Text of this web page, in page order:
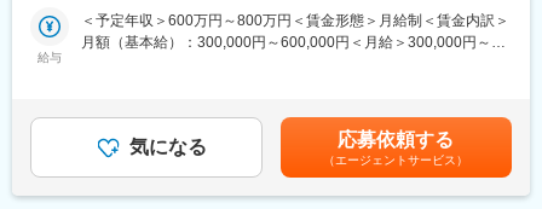
◎テレアポ・飛び込みなし
新規紹介は、お付き合いがある金融機関、保険会社、不動産業
◎税理士や公認会計士の資格取得を目指している方に対して、理
解のある組織です。
◎時差出勤や在宅勤務も取り入れています。悪天候であったり、
訪問先の場所によって直行直帰や在宅勤務を使うなど、無駄を省
された方となります。顧客の課題を深く理解し、最適な解決策を
提供する仕事です。
ズに基づき、相続や事業承継、不動産活用などの最適な提案を行
います。
・提案内容はチームで検討し、顧客に寄り添った解決策を提供し
給与
＜予定年収＞600万円～800万円＜賃金形態＞月給制＜賃金内訳＞
月額（基本給）：300,000円～600,000円＜月給＞300,000円～
位、個人、チームと様々な角度から決定します。■昇給：あり■賞
与：年2回賃金はあくまでも目安の金額であり、選考を通じて上下
する可能性があります。月給(月額)は固定手当を含めた表記です。
気になる 応募依頼する
（エージェントサービス）